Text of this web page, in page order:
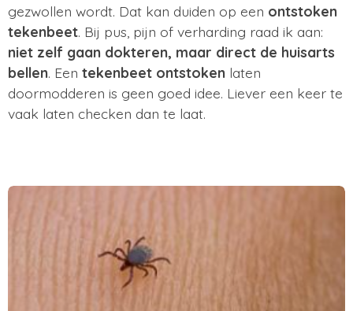
gezwollen wordt. Dat kan duiden op een ontstoken
tekenbeet. Bij pus, pijn of verharding raad ik aan:
niet zelf gaan dokteren, maar direct de huisarts
bellen. Een tekenbeet ontstoken laten
doormodderen is geen goed idee. Liever een keer te
vaak laten checken dan te laat.